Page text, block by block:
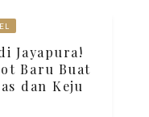
Jayapura!
Baru Buat
dan Keju